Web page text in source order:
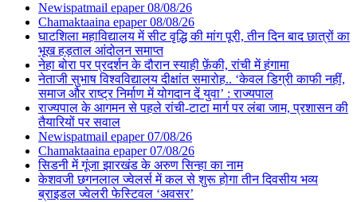
Newispatmail epaper 08/08/26
Chamaktaaina epaper 08/08/26
घाटशिला महाविद्यालय में सीट वृद्धि की मांग पूरी, तीन दिन बाद छात्रों का
भूख हड़ताल आंदोलन समाप्त
नेहा बोरा पर प्रदर्शन के दौरान स्याही फ़ेंकी, रांची में हंगामा
नेताजी सुभाष विश्वविद्यालय दीक्षांत समारोह.. ‘केवल डिग्री काफी नहीं,
समाज और राष्ट्र निर्माण में योगदान दें युवा’ : राज्यपाल
राज्यपाल के आगमन से पहले रांची-टाटा मार्ग पर लंबा जाम, प्रशासन की
तैयारियों पर सवाल
Newispatmail epaper 07/08/26
Chamaktaaina epaper 07/08/26
सिडनी में गूंजा झारखंड के अरुण सिन्हा का नाम
केशवजी छगनलाल ज्वेलर्स में कल से शुरू होगा तीन दिवसीय भव्य
ब्राइडल ज्वेलरी फेस्टिवल ‘अवसर’